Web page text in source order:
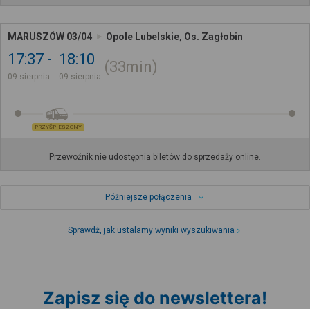
MARUSZÓW 03/04 Opole Lubelskie, Os. Zagłobin
17:37
09 sierpnia
18:10
09 sierpnia
33min
PRZYŚPIESZONY
Przewoźnik nie udostępnia biletów do sprzedaży online.
Późniejsze połączenia
Sprawdź, jak ustalamy wyniki wyszukiwania
Zapisz się do newslettera!